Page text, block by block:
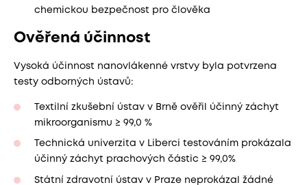
chemickou bezpečnost pro člověka
Ověřená účinnost
Vysoká účinnost nanovlákenné vrstvy byla potvrzena
testy odborných ústavů:
Textilní zkušební ústav v Brně ověřil účinný záchyt
mikroorganismu ≥ 99,0 %
Technická univerzita v Liberci testováním prokázala
účinný záchyt prachových částic ≥ 99,0%
Státní zdravotní ústav v Praze neprokázal žádné